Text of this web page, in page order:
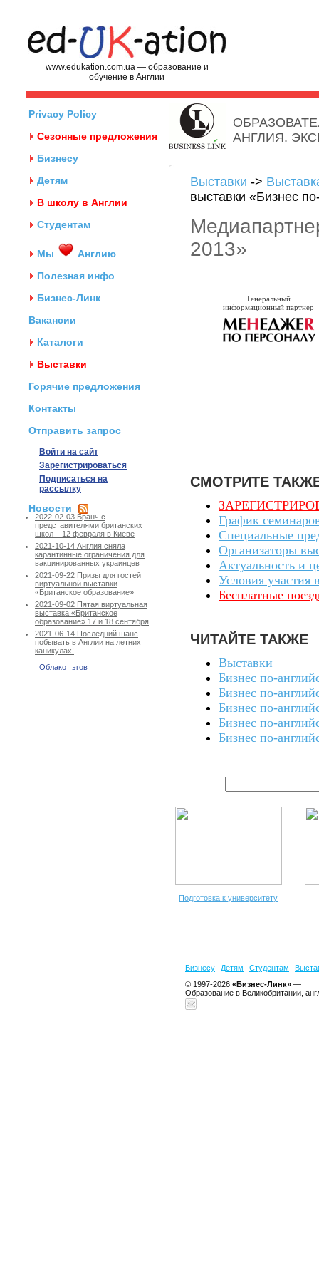
www.edukation.com.ua — образование и
обучение в Англии
Privacy Policy
Сезонные предложения
Бизнесу
Детям
В школу в Англии
Студентам
Мы
Англию
Полезная инфо
Бизнес-Линк
Вакансии
Каталоги
Выставки
Горячие предложения
Контакты
Отправить запрос
Войти на сайт
Зарегистрироваться
Подписаться на
рассылку
Новости
2022-02-03 Бранч с
представителями британских
школ – 12 февраля в Киеве
2021-10-14 Англия сняла
карантинные ограничения для
вакцинированных украинцев
2021-09-22 Призы для гостей
виртуальной выставки
«Британское образование»
2021-09-02 Пятая виртуальная
выставка «Британское
образование» 17 и 18 сентября
2021-06-14 Последний шанс
побывать в Англии на летних
каникулах!
Облако тэгов
АНГЛИЯ.
Выставки ->
выставки «Бизнес
2013»
Генеральный
информационный партнер
СМОТРИТЕ
График
Специальные
Организаторы
Актуальность и
Условия участия
Бесплатные
ЧИТАЙТЕ ТАКЖЕ
Выставки
Бизнес по-
Бизнес по-
Бизнес по-
Бизнес по-
Бизнес по-
Подготовка к университету
Бизнесу Детям Студентам
© 1997-2026 «Бизнес-Линк» —
Образование в Великобритании,